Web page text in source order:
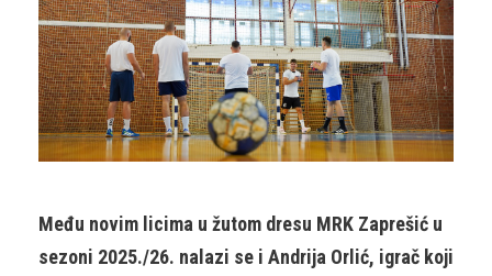
Među novim licima u žutom dresu MRK Zaprešić u
sezoni 2025./26. nalazi se i Andrija Orlić, igrač koji